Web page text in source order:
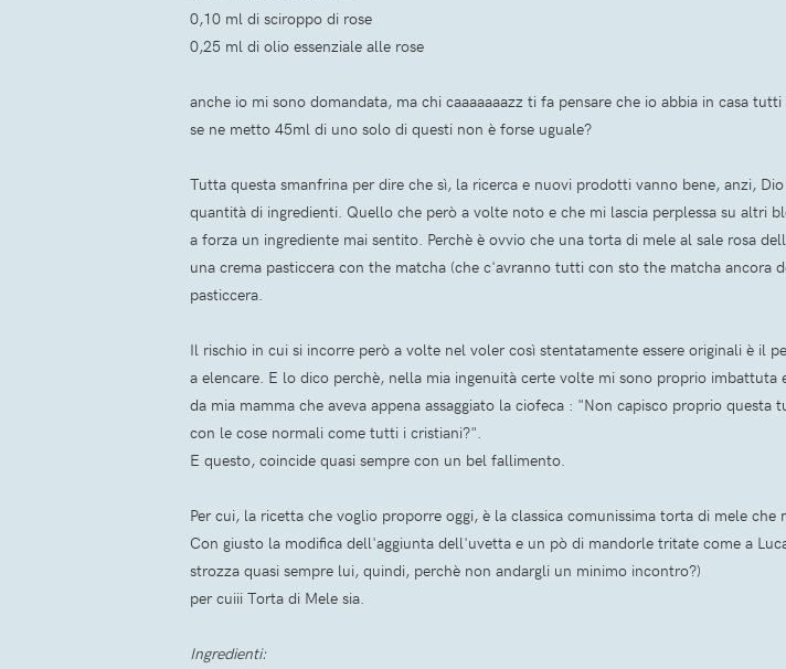
0,10 ml di sciroppo di rose
0,25 ml di olio essenziale alle rose
anche io mi sono domandata, ma chi caaaaaaazz ti fa pensare che io abbia in casa
se ne metto 45ml di uno solo di questi non è forse uguale?
Tutta questa smanfrina per dire che sì, la ricerca e nuovi prodotti vanno bene, anzi,
quantità di ingredienti. Quello che però a volte noto e che mi lascia perplessa su altri
a forza un ingrediente mai sentito. Perchè è ovvio che una torta di mele al sale rosa
una crema pasticcera con the matcha (che c'avranno tutti con sto the matcha
pasticcera.
Il rischio in cui si incorre però a volte nel voler così stentatamente essere originali è il
a elencare. E lo dico perchè, nella mia ingenuità certe volte mi sono proprio
da mia mamma che aveva appena assaggiato la ciofeca : "Non capisco proprio
con le cose normali come tutti i cristiani?".
E questo, coincide quasi sempre con un bel fallimento.
Per cui, la ricetta che voglio proporre oggi, è la classica comunissima torta di mele
Con giusto la modifica dell'aggiunta dell'uvetta e un pò di mandorle tritate come a
strozza quasi sempre lui, quindi, perchè non andargli un minimo incontro?)
per cuiii Torta di Mele sia.
Ingredienti: